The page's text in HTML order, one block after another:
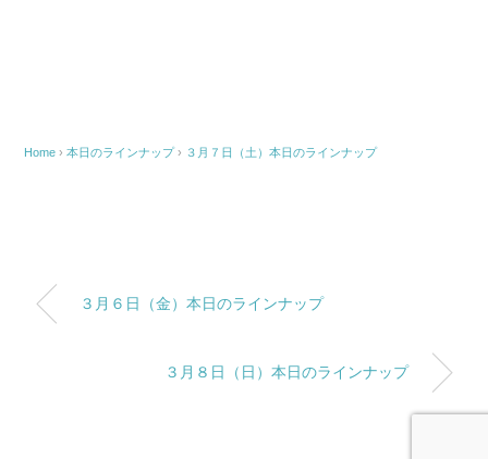
Home ›本日のラインナップ › ３月７日（土）本日のラインナップ
３月６日（金）本日のラインナップ
３月８日（日）本日のラインナップ